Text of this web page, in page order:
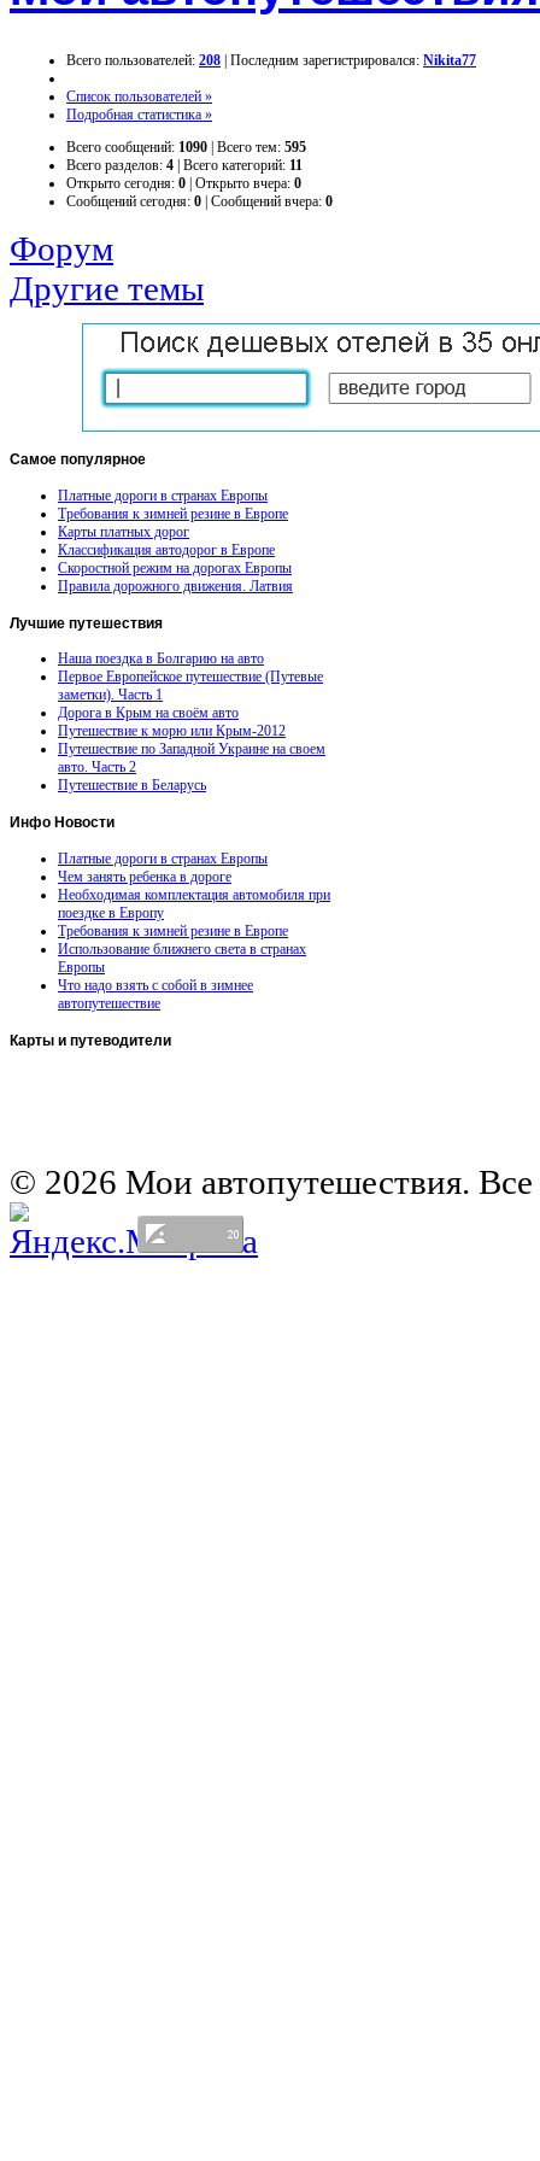
Всего пользователей: 208 | Последним зарегистрировался: Nikita77
Список пользователей »
Подробная статистика »
Всего сообщений: 1090 | Всего тем: 595
Всего разделов: 4 | Всего категорий: 11
Открыто сегодня: 0 | Открыто вчера: 0
Сообщений сегодня: 0 | Сообщений вчера: 0
Форум
Другие темы
Самое популярное
Платные дороги в странах Европы
Требования к зимней резине в Европе
Карты платных дорог
Классификация автодорог в Европе
Скоростной режим на дорогах Европы
Правила дорожного движения. Латвия
Лучшие путешествия
Наша поездка в Болгарию на авто
Первое Европейское путешествие (Путевые
заметки). Часть 1
Дорога в Крым на своём авто
Путешествие к морю или Крым-2012
Путешествие по Западной Украине на своем
авто. Часть 2
Путешествие в Беларусь
Инфо Новости
Платные дороги в странах Европы
Чем занять ребенка в дороге
Необходимая комплектация автомобиля при
поездке в Европу
Требования к зимней резине в Европе
Использование ближнего света в странах
Европы
Что надо взять с собой в зимнее
автопутешествие
Карты и путеводители
© 2026 Мои автопутешествия.